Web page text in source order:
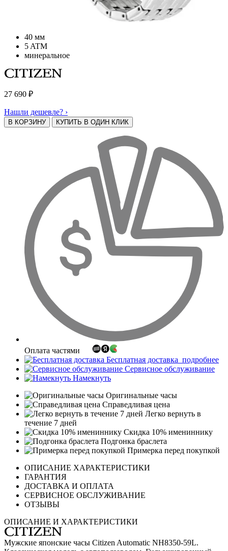
40 мм
5 ATM
минеральное
27 690 ₽
Нашли дешевле? ›
В КОРЗИНУ КУПИТЬ В ОДИН КЛИК
Оплата частями
Бесплатная доставка подробнее
Сервисное обслуживание
Намекнуть
Оригинальные часы
Справедливая цена
Легко вернуть в
течение 7 дней
Скидка 10% имениннику
Подгонка браслета
Примерка перед покупкой
ОПИСАНИЕ ХАРАКТЕРИСТИКИ
ГАРАНТИЯ
ДОСТАВКА И ОПЛАТА
СЕРВИСНОЕ ОБСЛУЖИВАНИЕ
ОТЗЫВЫ
ОПИСАНИЕ И ХАРАКТЕРИСТИКИ
Мужские японские часы Citizen Automatic NH8350-59L.